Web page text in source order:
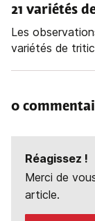
21 variétés
Les
variétés de
0
Réagissez !
Merci de
article.